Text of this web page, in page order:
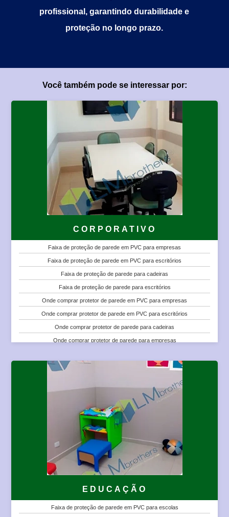
profissional, garantindo durabilidade e
proteção no longo prazo.
Você também pode se interessar por:
CORPORATIVO
Faixa de proteção de parede em PVC para empresas
Faixa de proteção de parede em PVC para escritórios
Faixa de proteção de parede para cadeiras
Faixa de proteção de parede para escritórios
Onde comprar protetor de parede em PVC para empresas
Onde comprar protetor de parede em PVC para escritórios
Onde comprar protetor de parede para cadeiras
Onde comprar protetor de parede para empresas
Protetor de parede em PVC para empresas
Preço de protetor de parede para empresas
Preço de protetor de parede para cadeiras
Preço de protetor de parede em PVC para escritórios
Preço de protetor de parede em PVC para empresas
Placa de proteção de parede para escritórios
Placa de proteção de parede para empresas
Placa de proteção de parede para cadeiras
Placa de proteção de parede em PVC para empresas
Protetor de Parede em PVC para Escritórios
Protetor de Parede para Cadeiras
EDUCAÇÃO
Faixa de proteção de parede em PVC para escolas